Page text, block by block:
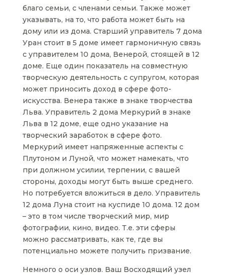
благо семьи, с членами семьи. Также может
указывать, на то, что работа может быть на
дому или из дома. Старший управитель 7 дома
Уран стоит в 5 доме имеет гармоничную связь
с управителем 10 дома, Венерой, стоящей в 12
доме. Еще один показатель на совместную
творческую деятельность с супругом, которая
может приносить доход в сфере фото-
искусства. Венера также в знаке творчества
Льва. Управитель 2 дома Меркурий в знаке
Льва в 12 доме, еще одно указание на
творческий заработок в сфере фото.
Меркурий имеет напряженные аспекты с
Плутоном и Луной, что может намекать, что
при должном усилии, терпении, с вашей
стороны, доходы могут быть выше среднего.
Но потребуется вложиться в дело. Управитель
12 дома Луна стоит на куспиде 10 дома. 12 дом
– это в том числе творческий мир, мир
фотографии, кино, видео. Т.е. эти сферы
можно рассматривать, как те, где вы
потенциально можете получить призвание.
Немного о оси узлов. Ваш Восходящий узел